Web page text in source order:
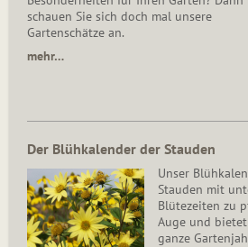
schauen Sie sich doch mal unsere
Gartenschätze an.
mehr…
Der Blühkalender der Stauden
Unser
Stauden mit
Blütezeiten zu
Auge und
ganze